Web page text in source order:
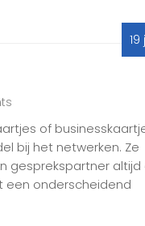
of
bij het netwerken. Ze
gesprekspartner altijd
een onderscheidend